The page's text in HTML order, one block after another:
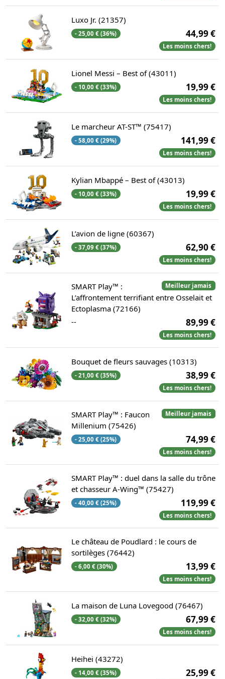
Luxo Jr. (21357)
- 25,00 € (36%) 44,99 €
Les moins chers!
Lionel Messi – Best of (43011)
- 10,00 € (33%) 19,99 €
Les moins chers!
Le marcheur AT-ST™ (75417)
- 58,00 € (29%) 141,99 €
Les moins chers!
Kylian Mbappé – Best of (43013)
- 10,00 € (33%) 19,99 €
Les moins chers!
L’avion de ligne (60367)
- 37,09 € (37%) 62,90 €
Les moins chers!
Meilleur jamais
SMART Play™ :
L’affrontement terrifiant entre Osselait et
Ectoplasma (72166)
--
89,99 €
Les moins chers!
Bouquet de fleurs sauvages (10313)
- 21,00 € (35%) 38,99 €
Les moins chers!
Meilleur jamais
SMART Play™ : Faucon
Millenium (75426)
- 25,00 € (25%) 74,99 €
Les moins chers!
SMART Play™ : duel dans la salle du trône
et chasseur A-Wing™ (75427)
- 40,00 € (25%) 119,99 €
Les moins chers!
Le château de Poudlard : le cours de
sortilèges (76442)
- 6,00 € (30%) 13,99 €
Les moins chers!
La maison de Luna Lovegood (76467)
- 32,00 € (32%) 67,99 €
Les moins chers!
Heihei (43272)
- 14,00 € (35%) 25,99 €